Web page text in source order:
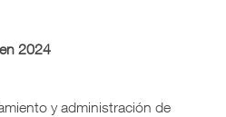
2024
y administración de